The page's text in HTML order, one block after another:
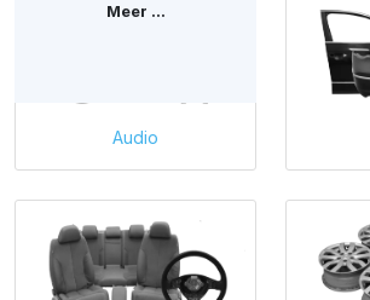
Meer ...
Audio